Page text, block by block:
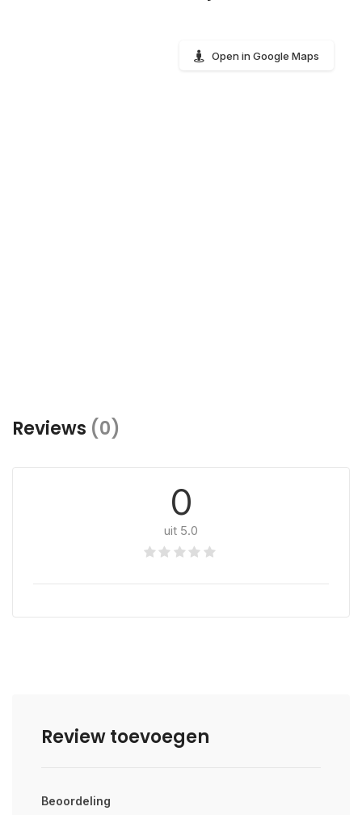
Open in Google Maps
Reviews (0)
0
uit 5.0
Review toevoegen
Beoordeling